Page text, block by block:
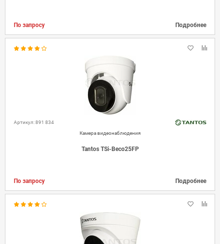
По запросу Подробнее
Артикул: 891 834
Камера видеонаблюдения
Tantos TSi-Beco25FP
По запросу Подробнее